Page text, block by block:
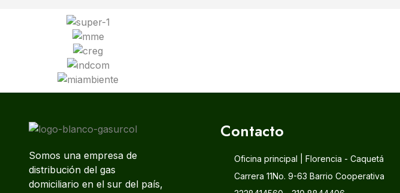
Somos una empresa de
distribución del gas
domiciliario en el sur del país,
Contacto
Oficina principal | Florencia - Caquetá
Carrera 11No. 9-63 Barrio Cooperativa